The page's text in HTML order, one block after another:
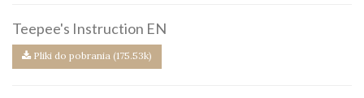
Teepee's Instruction EN
Pliki do pobrania (175.53k)